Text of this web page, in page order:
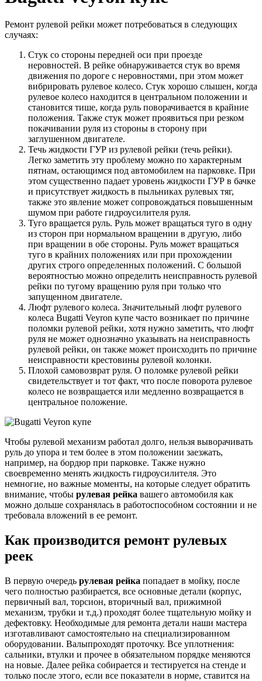
Ремонт рулевой рейки может потребоваться в следующих
случаях:
Стук со стороны передней оси при проезде
неровностей. В рейке обнаруживается стук во время
движения по дороге с неровностями, при этом может
вибрировать рулевое колесо. Стук хорошо слышен, когда
рулевое колесо находится в центральном положении и
становится тише, когда руль поворачивается в крайние
положения. Также стук может проявиться при резком
покачивании руля из стороны в сторону при
заглушенном двигателе.
Течь жидкости ГУР из рулевой рейки (течь рейки).
Легко заметить эту проблему можно по характерным
пятнам, остающимся под автомобилем на парковке. При
этом существенно падает уровень жидкости ГУР в бачке
и присутствует жидкость в пыльниках рулевых тяг,
также это явление может сопровождаться повышенным
шумом при работе гидроусилителя руля.
Туго вращается руль. Руль может вращаться туго в одну
из сторон при нормальном вращении в другую, либо
при вращении в обе стороны. Руль может вращаться
туго в крайних положениях или при прохождении
других строго определенных положений. С большой
вероятностью можно определить неисправность рулевой
рейки по тугому вращению руля при только что
запущенном двигателе.
Люфт рулевого колеса. Значительный люфт рулевого
колеса Bugatti Veyron купе часто возникает по причине
поломки рулевой рейки, хотя нужно заметить, что люфт
руля не может однозначно указывать на неисправность
рулевой рейки, он также может происходить по причине
неисправности крестовины рулевой колонки.
Плохой самовозврат руля. О поломке рулевой рейки
свидетельствует и тот факт, что после поворота рулевое
колесо не возвращается или медленно возвращается в
центральное положение.
Чтобы рулевой механизм работал долго, нельзя выворачивать
руль до упора и тем более в этом положении заезжать,
например, на бордюр при парковке. Также нужно
своевременно менять жидкость гидроусилителя. Это
немногие, но важные моменты, на которые следует обратить
внимание, чтобы рулевая рейка вашего автомобиля как
можно дольше сохранялась в работоспособном состоянии и не
требовала вложений в ее ремонт.
Как производится ремонт рулевых
реек
В первую очередь рулевая рейка попадает в мойку, после
чего полностью разбирается, все основные детали (корпус,
первичный вал, торсион, вторичный вал, прижимной
механизм, трубки и т.д.) проходят более тщательную мойку и
дефектовку. Необходимые для ремонта детали наши мастера
изготавливают самостоятельно на специализированном
оборудовании. Валыпроходят проточку. Все уплотнения:
сальники, втулки и прочее в обязательном порядке меняются
на новые. Далее рейка собирается и тестируется на стенде и
только после этого, если все показатели в норме, ставится на